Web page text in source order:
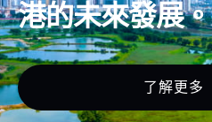
港的未來發展。
了解更多